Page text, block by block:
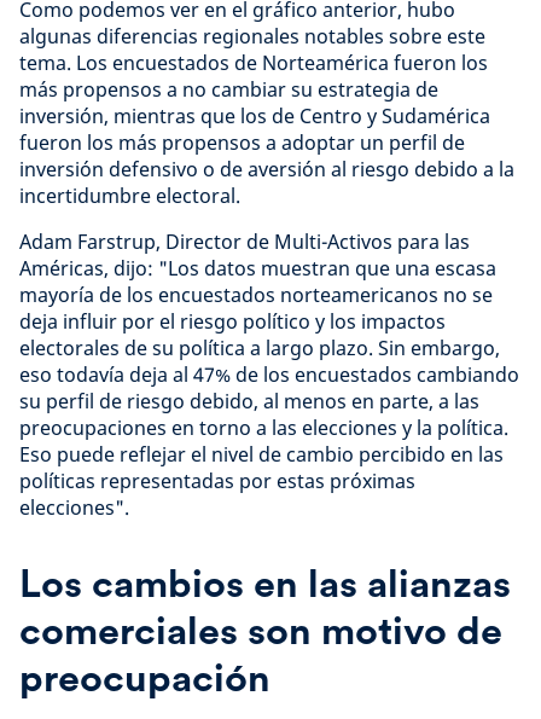
Como podemos ver en el gráfico anterior, hubo
algunas diferencias regionales notables sobre este
tema. Los encuestados de Norteamérica fueron los
más propensos a no cambiar su estrategia de
inversión, mientras que los de Centro y Sudamérica
fueron los más propensos a adoptar un perfil de
inversión defensivo o de aversión al riesgo debido a la
incertidumbre electoral.
Adam Farstrup, Director de Multi-Activos para las
Américas, dijo: "Los datos muestran que una escasa
mayoría de los encuestados norteamericanos no se
deja influir por el riesgo político y los impactos
electorales de su política a largo plazo. Sin embargo,
eso todavía deja al 47% de los encuestados cambiando
su perfil de riesgo debido, al menos en parte, a las
preocupaciones en torno a las elecciones y la política.
Eso puede reflejar el nivel de cambio percibido en las
políticas representadas por estas próximas
elecciones".
Los cambios en las alianzas
comerciales son motivo de
preocupación